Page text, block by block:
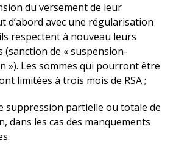
du versement de leur
d’abord avec une régularisation
respectent à nouveau leurs
(sanction de « suspension-
»). Les sommes qui pourront être
limitées à trois mois de RSA ;
suppression partielle ou totale de
dans les cas des manquements